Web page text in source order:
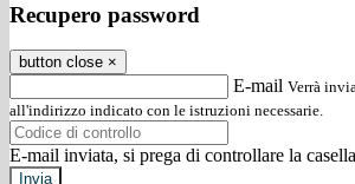
Recupero password
button close ×
E-mail Verrà
all'indirizzo indicato con le istruzioni necessarie.
E-mail inviata, si prega di controllare la